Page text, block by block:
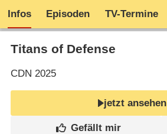
Infos Episoden TV-Termine
Titans of Defense
CDN 2025
jetzt ansehen